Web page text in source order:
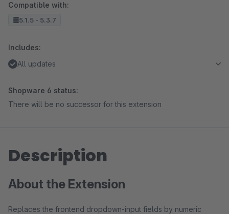
Compatible with:
5.1.5 - 5.3.7
Includes:
All updates
Shopware 6 status:
There will be no successor for this extension
Description
About the Extension
Replaces the frontend dropdown-input fields by numeric